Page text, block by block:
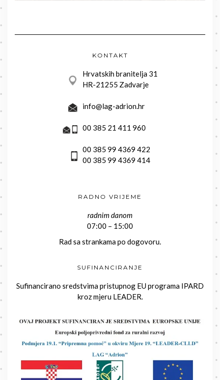
KONTAKT
Hrvatskih branitelja 31
HR-21255 Zadvarje
info@lag-adrion.hr
00 385 21 411 960
00 385 99 4369 422
00 385 99 4369 414
RADNO VRIJEME
radnim danom
07:00 – 15:00
Rad sa strankama po dogovoru.
SUFINANCIRANJE
Sufinancirano sredstvima pristupnog EU programa IPARD
kroz mjeru LEADER.